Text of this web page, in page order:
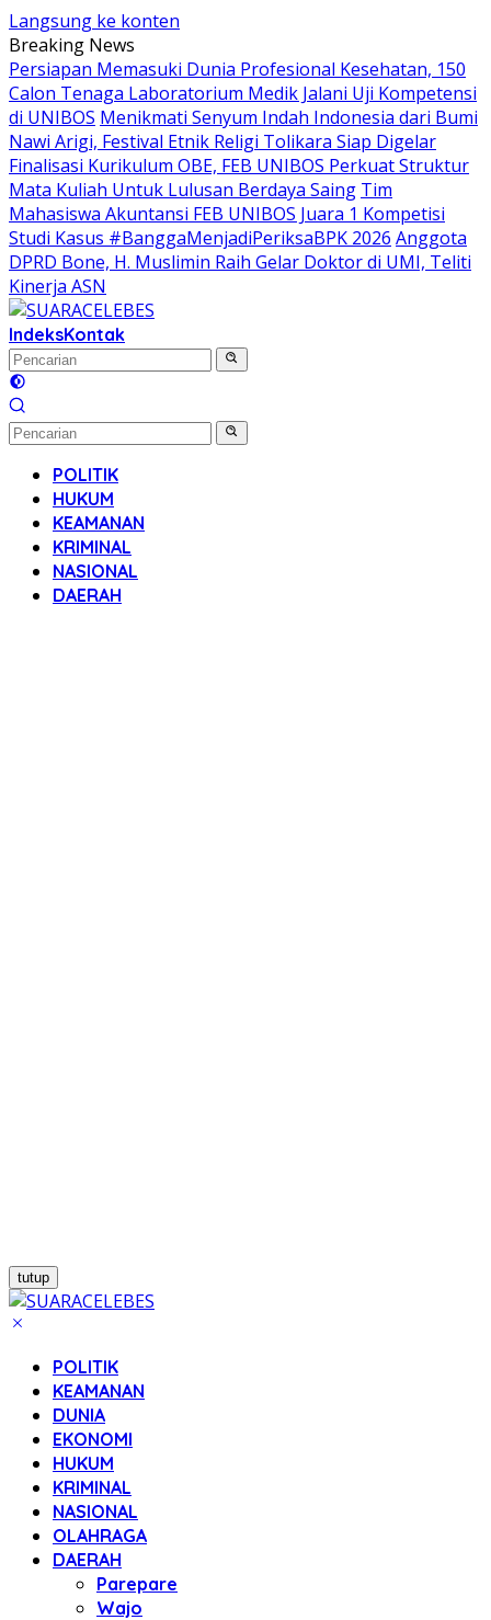
Langsung ke konten
Breaking News
Persiapan Memasuki Dunia Profesional Kesehatan, 150
Calon Tenaga Laboratorium Medik Jalani Uji Kompetensi
di UNIBOS Menikmati Senyum Indah Indonesia dari Bumi
Nawi Arigi, Festival Etnik Religi Tolikara Siap Digelar
Finalisasi Kurikulum OBE, FEB UNIBOS Perkuat Struktur
Mata Kuliah Untuk Lulusan Berdaya Saing Tim
Mahasiswa Akuntansi FEB UNIBOS Juara 1 Kompetisi
Studi Kasus #BanggaMenjadiPeriksaBPK 2026 Anggota
DPRD Bone, H. Muslimin Raih Gelar Doktor di UMI, Teliti
Kinerja ASN
IndeksKontak
POLITIK
HUKUM
KEAMANAN
KRIMINAL
NASIONAL
DAERAH
tutup
POLITIK
KEAMANAN
DUNIA
EKONOMI
HUKUM
KRIMINAL
NASIONAL
OLAHRAGA
DAERAH
Parepare
Wajo